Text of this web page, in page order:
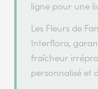
ligne pour une
Les Fleurs de
Interflora,
fraîcheur
personnalisé et